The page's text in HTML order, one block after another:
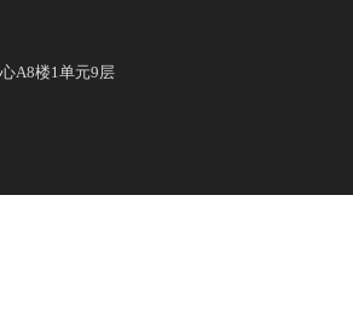
A8楼1单元9层